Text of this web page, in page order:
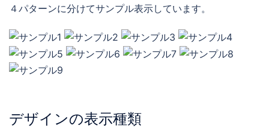
４パターンに分けてサンプル表示しています。
デザインの表示種類